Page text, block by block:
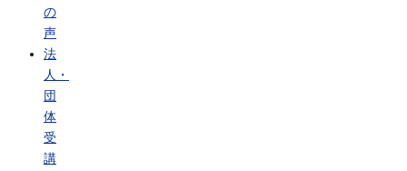
の
声
法
人・
団
体
受
講